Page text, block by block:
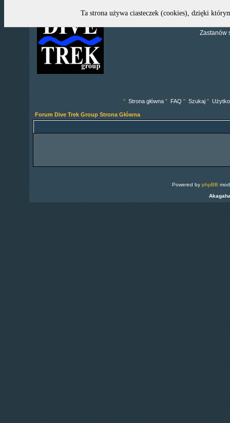
Zastanów
" Strona główna " FAQ " Szukaj "
Forum Dive Trek Group Strona Główna
Powered by phpBB
Ta strona używa ciasteczek (cookies), dzięki